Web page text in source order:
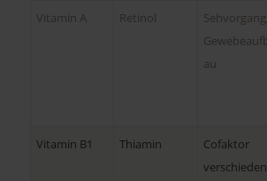
Vitamin A Retinol
Sehvorgang,
au
Vitamin B1 Thiamin
Cofaktor